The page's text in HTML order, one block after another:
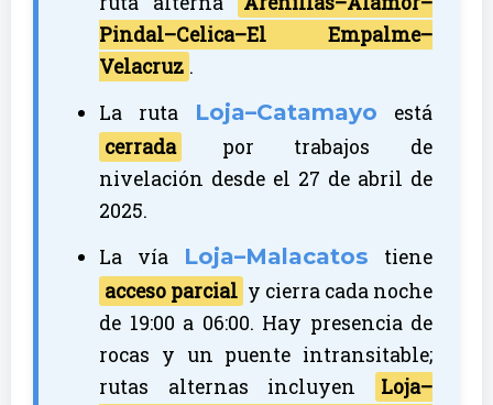
Pindal–Celica–El Empalme–
Velacruz .
La ruta Loja–Catamayo está
cerrada
por trabajos de
nivelación desde el 27 de abril de
2025.
La vía Loja–Malacatos tiene
acceso parcial y cierra cada noche
de 19:00 a 06:00. Hay presencia de
rocas y un puente intransitable;
rutas alternas incluyen
Loja–